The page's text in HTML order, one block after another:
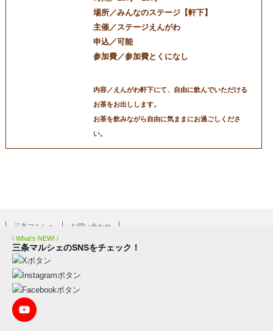
場所／みんなのステージ【軒下】
主催／ステージえんがわ
申込／可能
参加費／参加費とくになし
内容／えんがわ軒下にて、自由に飲んでいただける
お茶をお出しします。
お茶を飲みながら自由に気ままにお過ごしくださ
い。
三条マルシェ お問い合わせ
\ What’s NEW! /
三条マルシェのSNSをチェック！